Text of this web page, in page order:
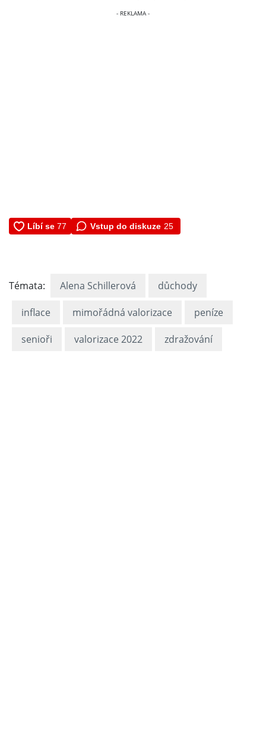
Vstup do diskuze 25
Témata: Alena Schillerová důchody
inflace mimořádná valorizace peníze
senioři valorizace 2022 zdražování